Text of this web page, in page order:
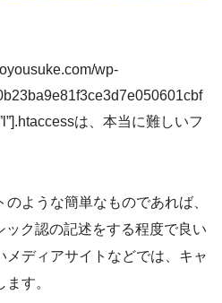
wp-
は、本当に難しいフ
ような簡単なものであれば、
ク認の記述をする程度で良い
ディアサイトなどでは、キャ
す。